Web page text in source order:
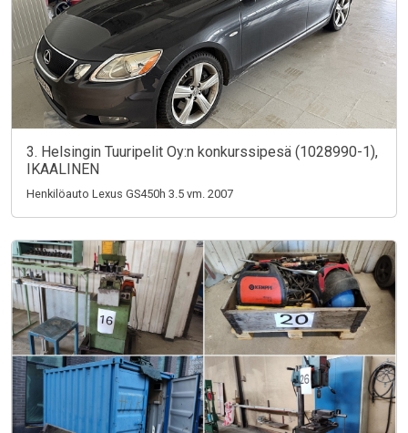
3. Helsingin Tuuripelit Oy:n konkurssipesä (1028990-1),
IKAALINEN
Henkilöauto Lexus GS450h 3.5 vm. 2007